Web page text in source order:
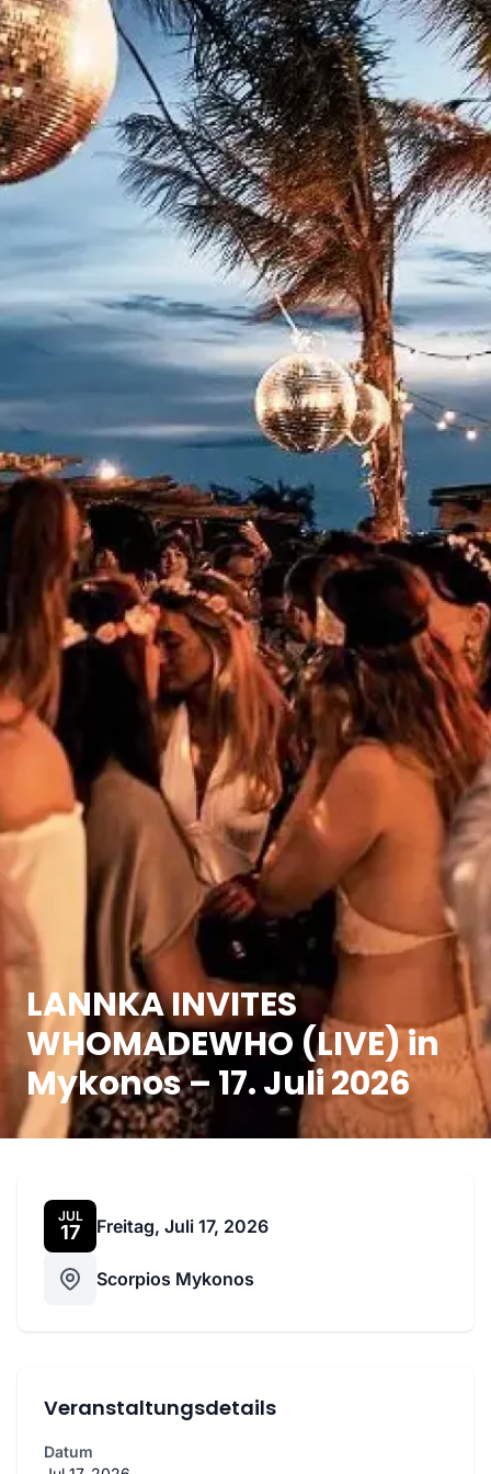
LANNKA INVITES
WHOMADEWHO (LIVE) in
Mykonos – 17. Juli 2026
JUL
17 Freitag, Juli 17, 2026
Scorpios Mykonos
Veranstaltungsdetails
Datum